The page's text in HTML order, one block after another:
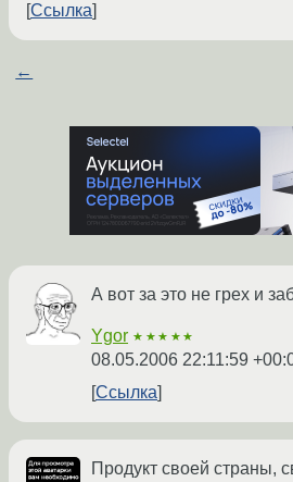
Ссылка
←
А вот за это не грех и
Ygor ★★★★★
08.05.2006 22:11:59
Ссылка
Продукт своей страны,